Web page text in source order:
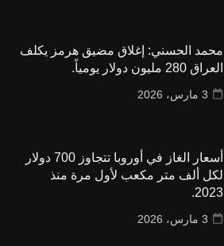
محمد الحسني: إغلاق مضيق هرمز يكلف
العراق 280 مليون دولار يومياً.
3 مارس، 2026
أسعار الغاز في أوروبا تتجاوز 700 دولار
لكل ألف متر مكعب لأول مرة منذ
2023.
3 مارس، 2026